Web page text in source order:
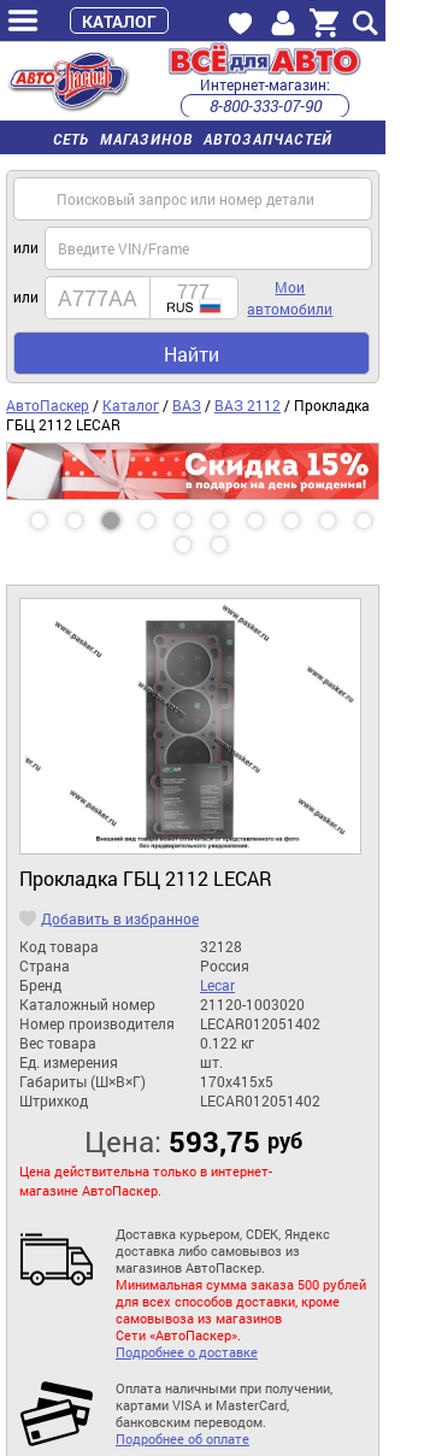
СЕТЬ МАГАЗИНОВ АВТОЗАПЧАСТЕЙ
Интернет-магазин:
8-800-333-07-90
часы работы с 9:00 до 22:00 (пн-пт)
или
или
Мои
автомобили
Найти
АвтоПаскер / Каталог / ВАЗ / ВАЗ 2112 / Прокладка
ГБЦ 2112 LECAR
Прокладка ГБЦ 2112 LECAR
Добавить в избранное
Код товара
32128
Страна
Россия
Бренд
Lecar
Каталожный номер
21120-1003020
Номер производителя
LECAR012051402
Вес товара
0.122 кг
Ед. измерения
шт.
Габариты (Ш×В×Г)
170x415x5
Штрихкод
LECAR012051402
Цена: 593,75 руб
Цена действительна только в интернет-
магазине АвтоПаскер.
Доставка курьером, CDEK, Яндекс
доставка либо самовывоз из
магазинов АвтоПаскер.
Минимальная сумма заказа 500 рублей
для всех способов доставки, кроме
самовывоза из магазинов
Сети «АвтоПаскер».
Подробнее о доставке
Оплата наличными при получении,
картами VISA и MasterCard,
банковским переводом.
Подробнее об оплате
КАТАЛОГ